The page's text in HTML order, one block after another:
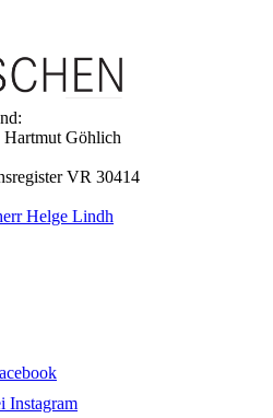
Göhlich
VR 30414
Helge Lindh